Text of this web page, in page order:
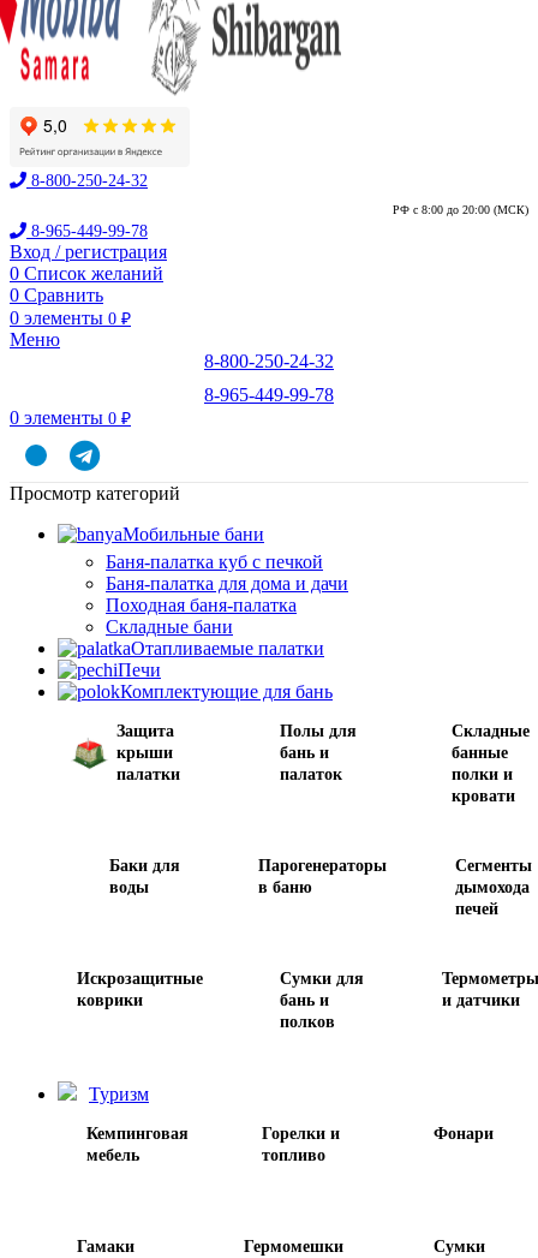
8-800-250-24-32
РФ с 8:00 до 20:00 (МСК)
8-965-449-99-78
Вход / регистрация
0 Список желаний
0 Сравнить
0 элементы 0 ₽
Меню
8-800-250-24-32
8-965-449-99-78
0 элементы 0 ₽
Просмотр категорий
Мобильные бани
Баня-палатка куб с печкой
Баня-палатка для дома и дачи
Походная баня-палатка
Складные бани
Отапливаемые палатки
Печи
Комплектующие для бань
Защита
крыши
палатки
Полы для
бань и
палаток
Складные
банные
полки и
кровати
Баки для
воды
Парогенераторы
в баню
Сегменты
дымохода
печей
Искрозащитные
коврики
Сумки для
бань и
полков
Термометры
и датчики
Туризм
Кемпинговая
мебель
Горелки и
топливо
Фонари
Гамаки
Гермомешки Сумки